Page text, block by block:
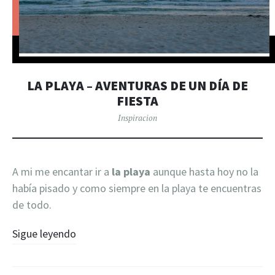
LA PLAYA – AVENTURAS DE UN DÍA DE
FIESTA
Inspiracion
A mi me encantar ir a la playa aunque hasta hoy no la
había pisado y como siempre en la playa te encuentras
de todo.
Sigue leyendo